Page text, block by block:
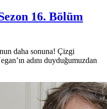
16. Bölüm
daha sonuna! Çizgi
adını duyduğumuzdan